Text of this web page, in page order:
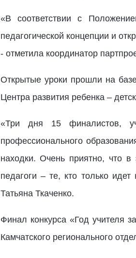
«В соответствии с
педагогической концепции и
- отметила координатор
Открытые уроки прошли на
Центра развития ребенка –
«Три дня 15 финалистов,
профессионального
находки. Очень приятно, что
педагоги – те, кто только
Татьяна Ткаченко.
Финал конкурса «Год учителя
Камчатского регионального